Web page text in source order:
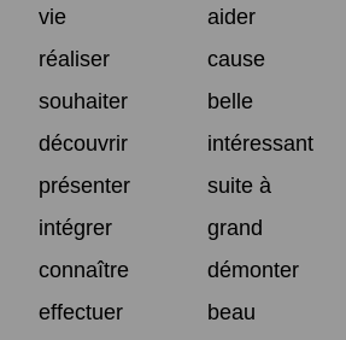
vie
aider
réaliser
cause
souhaiter
belle
découvrir
intéressant
présenter
suite à
intégrer
grand
connaître
démonter
effectuer
beau